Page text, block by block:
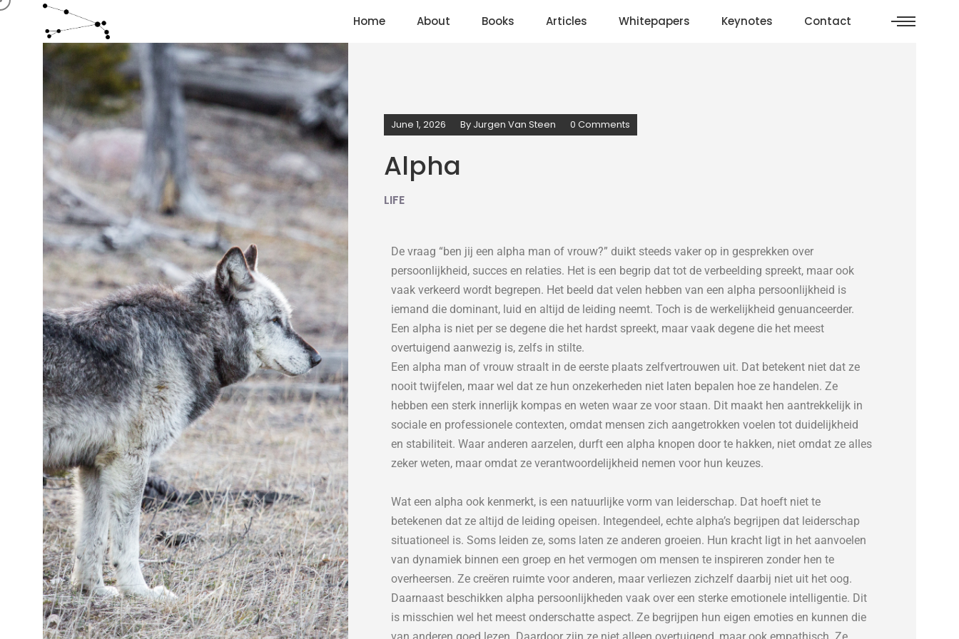
Home About Books Articles Whitepapers Keynotes Contact
June 1, 2026 By Jurgen Van Steen 0 Comments
Alpha
LIFE
De vraag “ben jij een alpha man of vrouw?” duikt steeds vaker op in gesprekken over
persoonlijkheid, succes en relaties. Het is een begrip dat tot de verbeelding spreekt, maar ook
vaak verkeerd wordt begrepen. Het beeld dat velen hebben van een alpha persoonlijkheid is
iemand die dominant, luid en altijd de leiding neemt. Toch is de werkelijkheid genuanceerder.
Een alpha is niet per se degene die het hardst spreekt, maar vaak degene die het meest
overtuigend aanwezig is, zelfs in stilte.
Een alpha man of vrouw straalt in de eerste plaats zelfvertrouwen uit. Dat betekent niet dat ze
nooit twijfelen, maar wel dat ze hun onzekerheden niet laten bepalen hoe ze handelen. Ze
hebben een sterk innerlijk kompas en weten waar ze voor staan. Dit maakt hen aantrekkelijk in
sociale en professionele contexten, omdat mensen zich aangetrokken voelen tot duidelijkheid
en stabiliteit. Waar anderen aarzelen, durft een alpha knopen door te hakken, niet omdat ze alles
zeker weten, maar omdat ze verantwoordelijkheid nemen voor hun keuzes.
Wat een alpha ook kenmerkt, is een natuurlijke vorm van leiderschap. Dat hoeft niet te
betekenen dat ze altijd de leiding opeisen. Integendeel, echte alpha’s begrijpen dat leiderschap
situationeel is. Soms leiden ze, soms laten ze anderen groeien. Hun kracht ligt in het aanvoelen
van dynamiek binnen een groep en het vermogen om mensen te inspireren zonder hen te
overheersen. Ze creëren ruimte voor anderen, maar verliezen zichzelf daarbij niet uit het oog.
Daarnaast beschikken alpha persoonlijkheden vaak over een sterke emotionele intelligentie. Dit
is misschien wel het meest onderschatte aspect. Ze begrijpen hun eigen emoties en kunnen die